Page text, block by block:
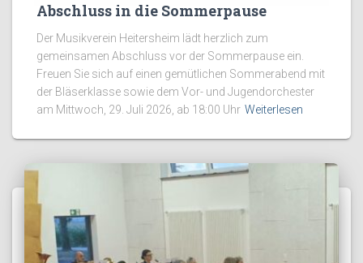
Abschluss in die Sommerpause
Der Musikverein Heitersheim lädt herzlich zum
gemeinsamen Abschluss vor der Sommerpause ein.
Freuen Sie sich auf einen gemütlichen Sommerabend mit
der Bläserklasse sowie dem Vor- und Jugendorchester
am Mittwoch, 29. Juli 2026, ab 18:00 Uhr Weiterlesen